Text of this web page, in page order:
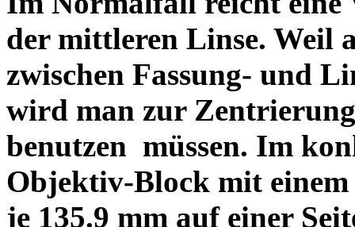
der mittleren Linse. Weil
zwischen Fassung- und
wird man zur
benutzen müssen. Im
Objektiv-Block mit einem
je 135.9 mm auf einer